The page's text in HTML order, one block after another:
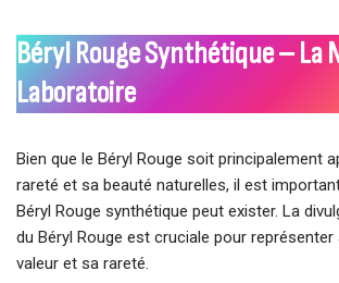
Béryl Rouge Synthétique – La
Laboratoire
Bien que le Béryl Rouge soit principalement
rareté et sa beauté naturelles, il est
Béryl Rouge synthétique peut exister. La
du Béryl Rouge est cruciale pour
valeur et sa rareté.